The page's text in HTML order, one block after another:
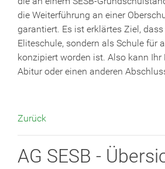
die Weiterführung an einer
garantiert. Es ist erklärtes Ziel, dass
Eliteschule, sondern als Schule für
konzipiert worden ist. Also kann Ihr
Abitur oder einen anderen
Zurück
AG SESB -